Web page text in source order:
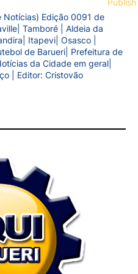
Notícias) Edição 0091 de
Tamboré | Aldeia da
Itapevi| Osasco |
de Barueri| Prefeitura de
da Cidade em geral|
| Editor: Cristovão